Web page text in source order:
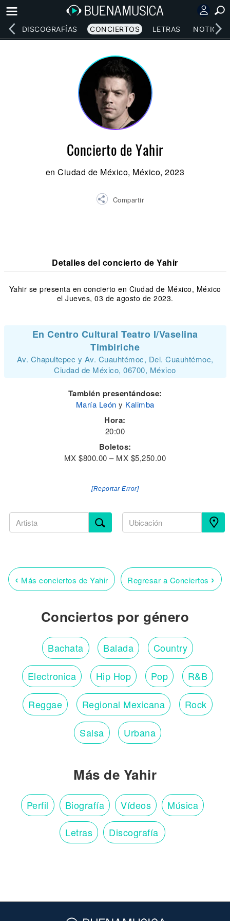
DISCOGRAFÍAS CONCIERTOS LETRAS NOTICIAS
Concierto de Yahir
en Ciudad de México, México, 2023
Compartir
Detalles del concierto de Yahir
Yahir se presenta en concierto en Ciudad de México, México
el Jueves, 03 de agosto de 2023.
En Centro Cultural Teatro I/Vaselina
Timbiriche
Av. Chapultepec y Av. Cuauhtémoc, Del. Cuauhtémoc,
Ciudad de México, 06700, México
También presentándose:
María León y Kalimba
Hora:
20:00
Boletos:
MX $800.00 – MX $5,250.00
[Reportar Error]
‹ Más conciertos de Yahir Regresar a Conciertos ›
Conciertos por género
Bachata Balada Country
Electronica Hip Hop Pop R&B
Reggae Regional Mexicana Rock
Salsa Urbana
Más de Yahir
Perfil Biografía Vídeos Música
Letras Discografía